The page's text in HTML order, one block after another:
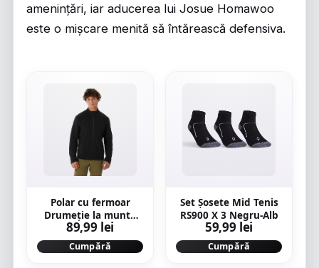
amenințări, iar aducerea lui Josue Homawoo
este o mișcare menită să întărească defensiva.
Polar cu fermoar
Drumeție la munte
MH100 Negru Bărbați
89,99 lei
Cumpără
Set Şosete Mid Tenis
RS900 X 3 Negru-Alb
59,99 lei
Cumpără